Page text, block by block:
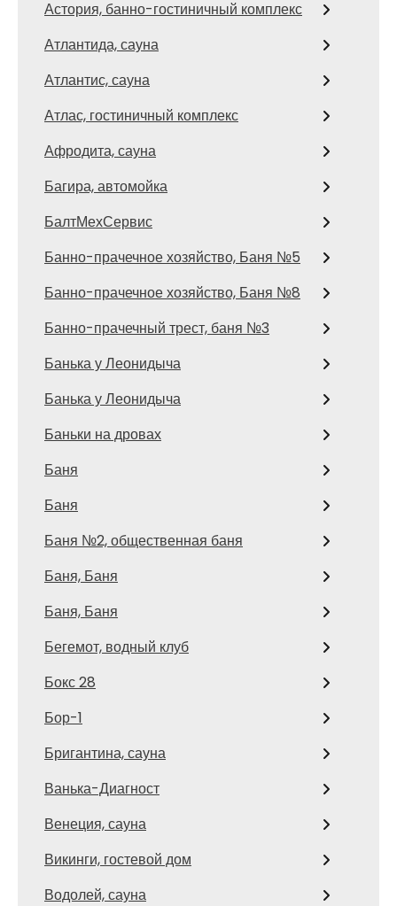
Астория, банно-гостиничный комплекс
Атлантида, сауна
Атлантис, сауна
Атлас, гостиничный комплекс
Афродита, сауна
Багира, автомойка
БалтМехСервис
Банно-прачечное хозяйство, Баня №5
Банно-прачечное хозяйство, Баня №8
Банно-прачечный трест, баня №3
Банька у Леонидыча
Банька у Леонидыча
Баньки на дровах
Баня
Баня
Баня №2, общественная баня
Баня, Баня
Баня, Баня
Бегемот, водный клуб
Бокс 28
Бор-1
Бригантина, сауна
Ванька-Диагност
Венеция, сауна
Викинги, гостевой дом
Водолей, сауна